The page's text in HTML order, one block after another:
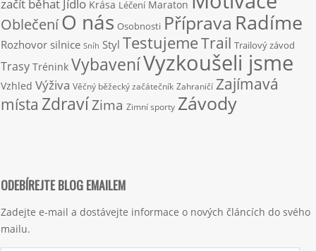
začít běhat Jídlo Krása Léčení Maraton
OblečeníO nás Osobnosti Příprava Radíme
Rozhovor silnice Sníh Styl TestujemeTrail Trailový závod
Trasy Trénink VybaveníVyzkoušeli jsme
Vzhled Výživa Věčný běžecký začátečník Zahraničí Zajímavá
místa ZdravíZima Zimní sporty Závody
ODEBÍREJTE BLOG EMAILEM
Zadejte e-mail a dostávejte informace o nových článcích do svého
mailu.